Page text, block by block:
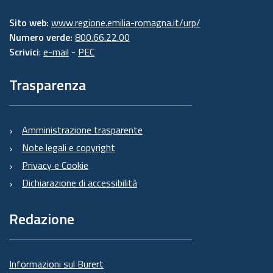
Sito web: www.regione.emilia-romagna.it/urp/
Numero verde: 800.66.22.00
Scrivici: e-mail - PEC
Trasparenza
Amministrazione trasparente
Note legali e copyright
Privacy e Cookie
Dichiarazione di accessibilità
Redazione
Informazioni sul Burert